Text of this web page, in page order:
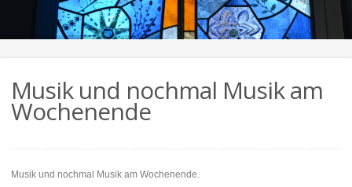
Musik und nochmal Musik am
Wochenende
Musik und nochmal Musik am Wochenende.